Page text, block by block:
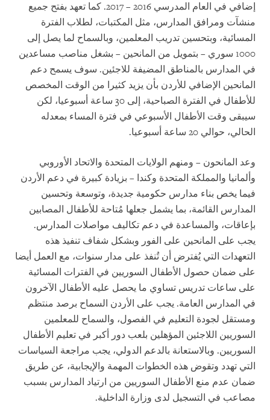
إضافي في العام المدرسي 2016 – 2017. كما تعهد بفتح جميع
منشآت ومرافق المدارس، مثل المكتبات، لطلاب الفترة
المسائية، وبتحسين تدريب المعلمين، وبالسماح لما يصل إلى
1000 سوري – بتمويل من المانحين – بشغل مناصب مساعدين
في المدارس بالمناطق المضيفة للاجئين. سوف يسمح دعم
المانحين الإضافي للأردن بأن يزيد كثيرا من الوقت المخصص
للأطفال في الفترة الصباحية، إلى 30 ساعة أسبوعيا، لكن
سيبقى وقت الأطفال الأسبوعي في فترة المساء بمعدله
الحالي، حوالي 20 ساعة أسبوعيا.
وعد المانحون – ومنهم الولايات المتحدة والاتحاد الأوروبي
وألمانيا والمملكة المتحدة وكندا – بزيادة كبيرة في دعم الأردن
فيما يخص بناء مدارس حكومية جديدة، وتوسعة وتحسين
المدارس القائمة، بما يشمل جعلها مُتاحة للأطفال المصابين
بإعاقات، والمساعدة في دعم تكاليف مواصلات المدارس.
يجب على المانحين على الفور وبشكل شفاف تنفيذ هذه
التعهدات التي يُفترض أن تُنفذ على مدار سنوات، مع العمل أيضا
على ضمان حصول الأطفال السوريين في الفترات المسائية
على ساعات تدريس تساوي ما يحصل عليه الأطفال الآخرون
في المدارس العامة. يجب على الأردن السماح برصد منتظم
ومستقل لجودة التعليم في الفصول، والسماح للمعلمين
السوريين اللاجئين المؤهلين بلعب دور أكبر في تعليم الأطفال
السوريين. وبالاستعانة بالدعم الدولي، يجب مراجعة السياسات
التي تهدد وتقوض هذه الخطوات المهمة والإيجابية، عن طريق
ضمان عدم منع الأطفال السوريين من ارتياد المدارس بسبب
مصاعب في التسجيل لدى وزارة الداخلية.